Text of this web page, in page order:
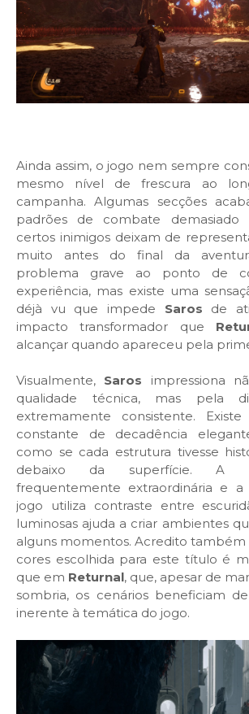
Ainda assim, o jogo nem sempre
mesmo nível de frescura ao
campanha. Algumas secções
padrões de combate demasiado
certos inimigos deixam de
muito antes do final da
problema grave ao ponto de
experiência, mas existe uma
déjà vu que impede Saros de
impacto transformador que
alcançar quando apareceu pela
Visualmente, Saros impressiona
qualidade técnica, mas pela
extremamente consistente. Existe
constante de decadência
como se cada estrutura tivesse
debaixo da superfície. A
frequentemente extraordinária e
jogo utiliza contraste entre
luminosas ajuda a criar ambientes
alguns momentos. Acredito
cores escolhida para este título é
que em Returnal, que, apesar de
sombria, os cenários beneficiam
inerente à temática do jogo.